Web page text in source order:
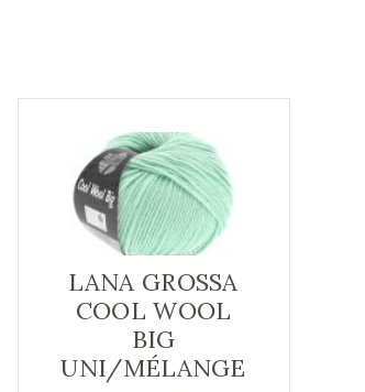
LANA GROSSA
COOL WOOL
BIG
UNI/MÉLANGE